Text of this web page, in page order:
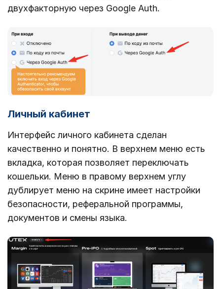
двухфакторную через Google Auth.
Личный кабинет
Интерфейс личного кабинета сделан
качественно и понятно. В верхнем меню есть
вкладка, которая позволяет переключать
кошельки. Меню в правому верхнем углу
дублирует меню на скрине имеет настройки
безопасности, реферальной программы,
документов и смены языка.